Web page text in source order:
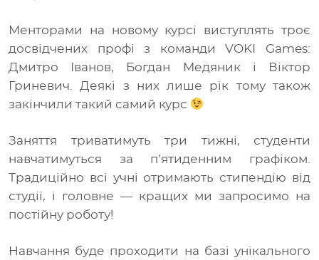
Менторами на новому курсі виступлять троє
досвідчених профі з команди VOKI Games:
Дмитро Іванов, Богдан Медяник і Віктор
Гриневич. Деякі з них лише рік тому також
закінчили такий самий курс
Заняття триватимуть три тижні, студенти
навчатимуться за п’ятиденним графіком.
Традиційно всі учні отримають стипендію від
студії, і головне — кращих ми запросимо на
постійну роботу!
Навчання буде проходити на базі унікального